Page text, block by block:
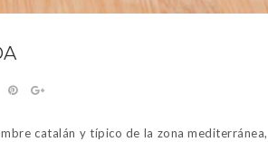
catalán y típico de la zona mediterránea,